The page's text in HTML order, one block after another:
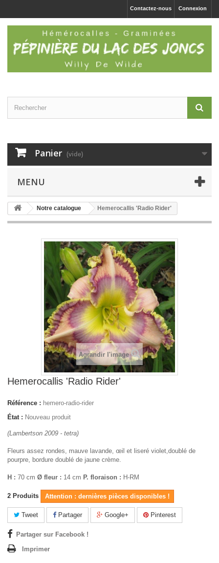
Connexion
Contactez-nous
Panier (vide)
MENU
Notre catalogue Hemerocallis 'Radio Rider'
Agrandir l'image
Hemerocallis 'Radio Rider'
Référence : hemero-radio-rider
État : Nouveau produit
(Lambertson 2009 - tetra)
Fleurs assez rondes, mauve lavande, œil et liseré violet,doublé de
pourpre, bordure doublé de jaune crème.
H : 70 cm Ø fleur : 14 cm P. floraison : H-RM
2 Produits Attention : dernières pièces disponibles !
Tweet Partager Google+ Pinterest
Partager sur Facebook !
Imprimer